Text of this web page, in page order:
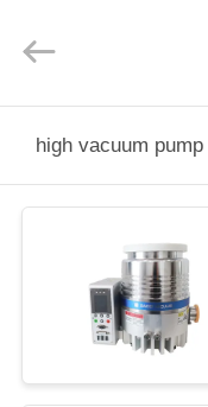
CASA.
PRODUCTOS
SOBRE
NOSOTROS
Energy
Equipment
All
Reserved.high vacuum pump